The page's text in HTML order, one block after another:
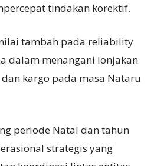
tindakan korektif.
tambah pada reliability
dalam menangani lonjakan
kargo pada masa Nataru
periode Natal dan tahun
strategis yang